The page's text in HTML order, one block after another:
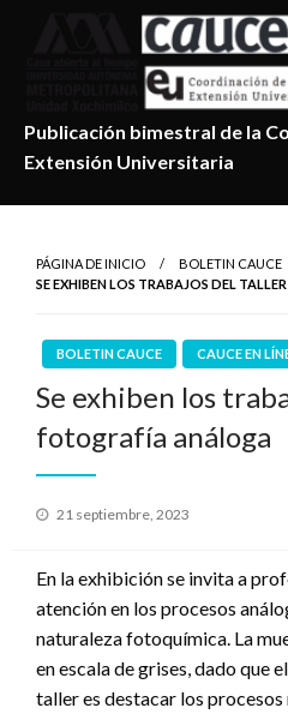
Publicación bimestral de la
Extensión Universitaria
PÁGINA DE INICIO
BOLETIN CAUCE
SE EXHIBEN LOS TRABAJOS DEL
BOLETIN CAUCE CAUCE EN
Se exhiben los
fotografía análoga
Publicado
21 septiembre, 2023
En la exhibición se invita a
atención en los procesos
naturaleza fotoquímica. La
en escala de grises, dado que
taller es destacar los